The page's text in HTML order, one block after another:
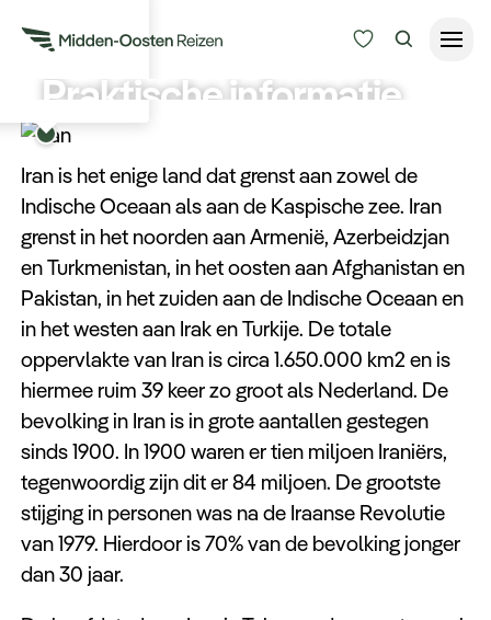
Type Reizen
Inspiratie
Meer
Budget
Zoeken
Praktische informatie
Iran
kaart bekijken
Iran is het enige land dat grenst aan zowel de
Indische Oceaan als aan de Kaspische zee. Iran
grenst in het noorden aan Armenië, Azerbeidzjan
en Turkmenistan, in het oosten aan Afghanistan en
Pakistan, in het zuiden aan de Indische Oceaan en
in het westen aan Irak en Turkije. De totale
oppervlakte van Iran is circa 1.650.000 km2 en is
hiermee ruim 39 keer zo groot als Nederland. De
bevolking in Iran is in grote aantallen gestegen
sinds 1900. In 1900 waren er tien miljoen Iraniërs,
tegenwoordig zijn dit er 84 miljoen. De grootste
stijging in personen was na de Iraanse Revolutie
van 1979. Hierdoor is 70% van de bevolking jonger
dan 30 jaar.